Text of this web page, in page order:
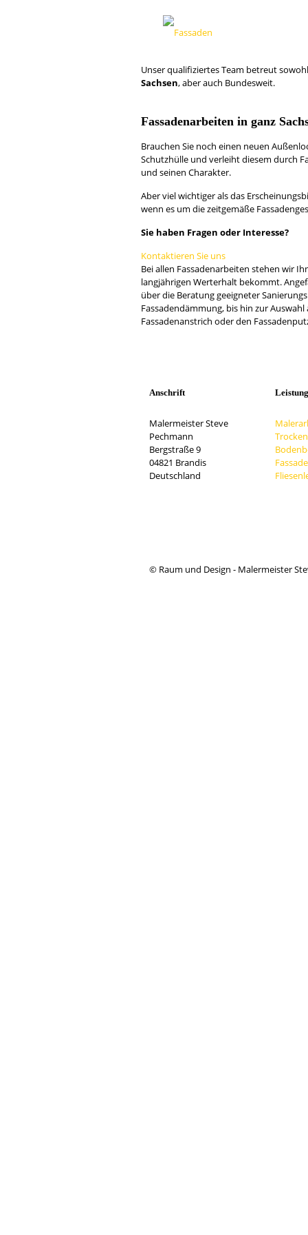
Fassaden
Unser qualifiziertes Team betreut
Sachsen, aber auch Bundesweit.
Fassadenarbeiten in ganz
Brauchen Sie noch einen neuen
Schutzhülle und verleiht diesem durch
und seinen Charakter.
Aber viel wichtiger als das
wenn es um die zeitgemäße
Sie haben Fragen oder Interesse?
Kontaktieren Sie uns
Bei allen Fassadenarbeiten stehen wir
langjährigen Werterhalt bekommt.
über die Beratung geeigneter
Fassadendämmung, bis hin zur
Fassadenanstrich oder den
Anschrift
Malermeister Steve
Pechmann
Bergstraße 9
04821 Brandis
Deutschland
© Raum und Design - Malermeister